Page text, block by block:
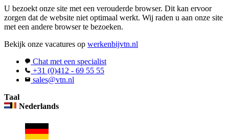
U bezoekt onze site met een verouderde browser. Dit kan ervoor
zorgen dat de website niet optimaal werkt. Wij raden u aan onze site
met een andere browser te bezoeken.
Bekijk onze vacatures op werkenbijvtn.nl
Chat met een specialist
+31 (0)412 - 69 55 55
sales@vtn.nl
Taal
Nederlands